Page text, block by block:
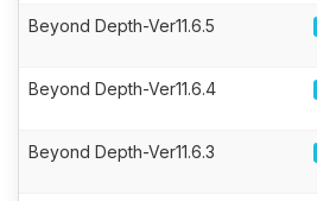
Beyond Depth-Ver11.6.5
Beyond Depth-Ver11.6.4
Beyond Depth-Ver11.6.3